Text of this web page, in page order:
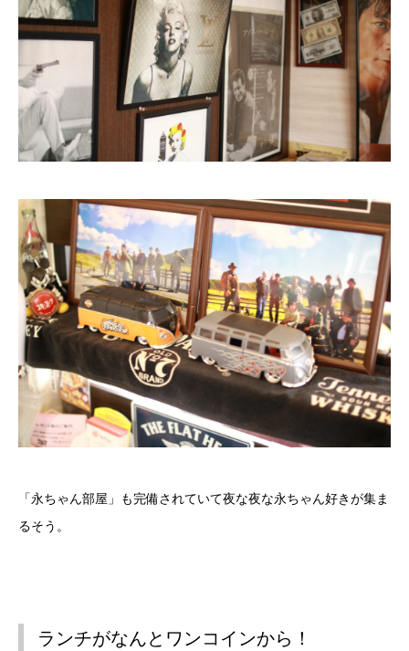
「永ちゃん部屋」も完備されていて夜な夜な永ちゃん好きが集ま
るそう。
ランチがなんとワンコインから！